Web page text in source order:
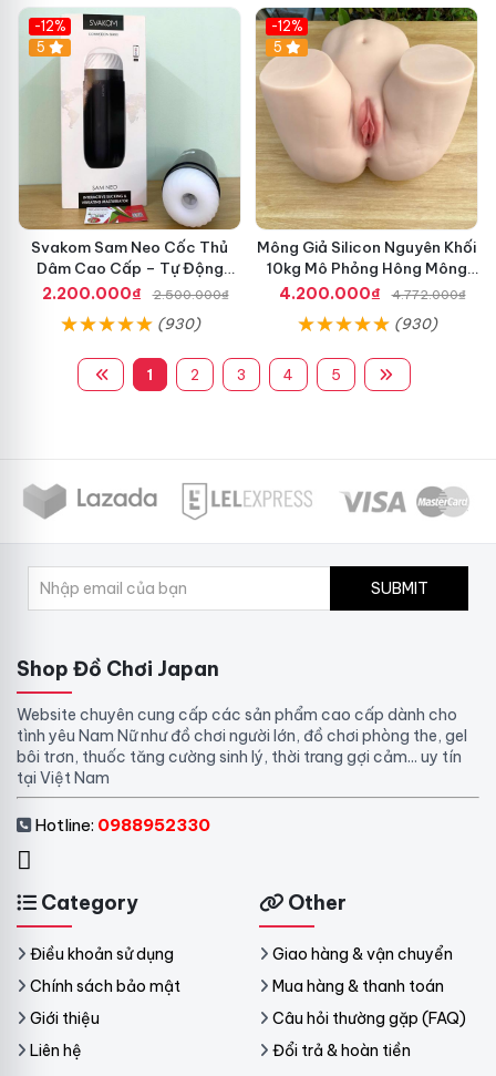
-12%
5
Svakom Sam Neo Cốc Thủ
Dâm Cao Cấp – Tự Động
Rung Hút Co Bóp Thông Minh
2.200.000₫ 2.500.000₫
(930)
-12%
5
Mông Giả Silicon Nguyên Khối
10kg Mô Phỏng Hông Mông
âm đạo Phụ Nữ Siêu Thật, Có
dochoijapan.com
4.200.000₫ 4.772.000₫
(930)
1 2 3 4 5
SUBMIT
Shop Đồ Chơi Japan
Website chuyên cung cấp các sản phẩm cao cấp dành cho
tình yêu Nam Nữ như đồ chơi người lớn, đồ chơi phòng the, gel
bôi trơn, thuốc tăng cường sinh lý, thời trang gợi cảm... uy tín
tại Việt Nam
Hotline: 0988952330
Category
Điều khoản sử dụng
Chính sách bảo mật
Giới thiệu
Liên hệ
Other
Giao hàng & vận chuyển
Mua hàng & thanh toán
Câu hỏi thường gặp (FAQ)
Đổi trả & hoàn tiền